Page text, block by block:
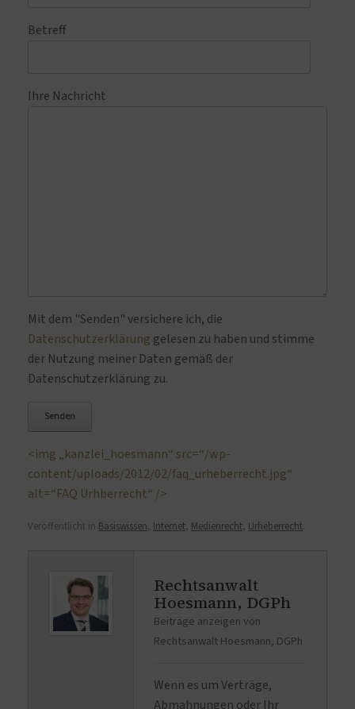
Betreff
Ihre Nachricht
Bitte lasse dieses Feld leer.
Mit dem "Senden" versichere ich, die
Datenschutzerklärung gelesen zu haben und stimme
der Nutzung meiner Daten gemäß der
Datenschutzerklärung zu.
<img „kanzlei_hoesmann“ src=“/wp-
content/uploads/2012/02/faq_urheberrecht.jpg“
alt=“FAQ Urhberrecht“ />
Veröffentlicht in Basiswissen, Internet, Medienrecht, Urheberrecht
Rechtsanwalt
Hoesmann, DGPh
Beiträge anzeigen von
Rechtsanwalt Hoesmann, DGPh
Wenn es um Verträge,
Abmahnungen oder Ihr